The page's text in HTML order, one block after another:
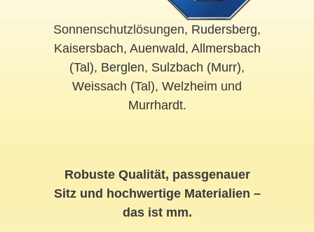
Sonnenschutzlösungen, Rudersberg,
Kaisersbach, Auenwald, Allmersbach
(Tal), Berglen, Sulzbach (Murr),
Weissach (Tal), Welzheim und
Murrhardt.
Robuste Qualität, passgenauer
Sitz und hochwertige Materialien –
das ist mm.